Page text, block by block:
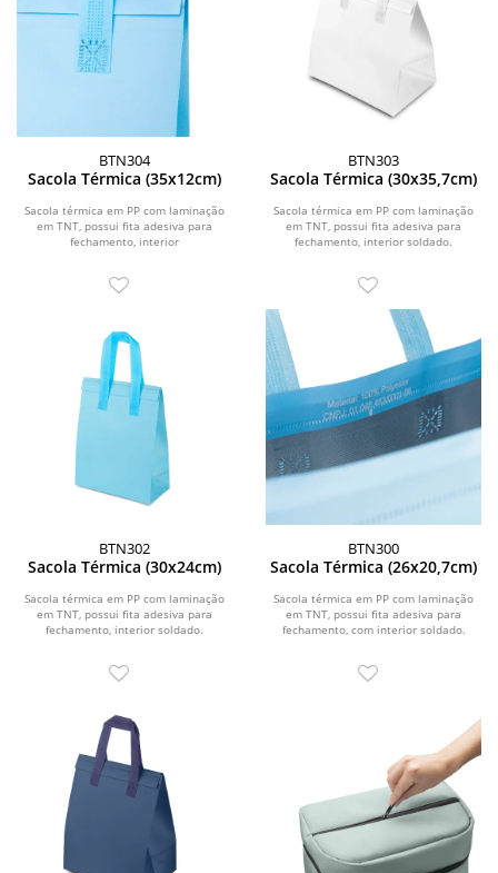
BTN304
Sacola Térmica (35x12cm)
Sacola térmica em PP com laminação
em TNT, possui fita adesiva para
fechamento, interior
BTN303
Sacola Térmica (30x35,7cm)
Sacola térmica em PP com laminação
em TNT, possui fita adesiva para
fechamento, interior soldado.
BTN302
Sacola Térmica (30x24cm)
Sacola térmica em PP com laminação
em TNT, possui fita adesiva para
fechamento, interior soldado.
BTN300
Sacola Térmica (26x20,7cm)
Sacola térmica em PP com laminação
em TNT, possui fita adesiva para
fechamento, com interior soldado.